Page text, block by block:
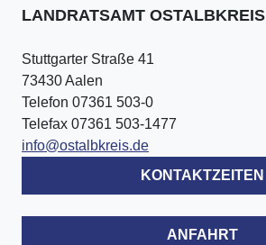
LANDRATSAMT OSTALBKREIS
Stuttgarter Straße 41
73430 Aalen
Telefon 07361 503-0
Telefax 07361 503-1477
info@ostalbkreis.de
KONTAKTZEITEN
ANFAHRT